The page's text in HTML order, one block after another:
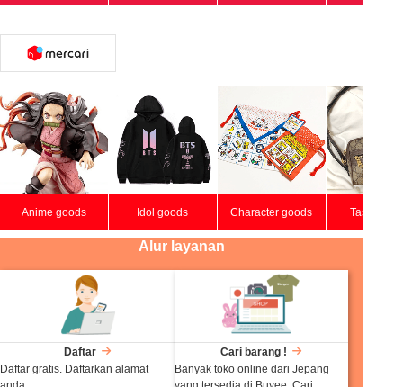
Anime goods Idol goods Character goods Tas
Alur layanan
Daftar
Daftar gratis. Daftarkan alamat
anda.
Cari barang !
Banyak toko online dari Jepang
yang tersedia di Buyee. Cari